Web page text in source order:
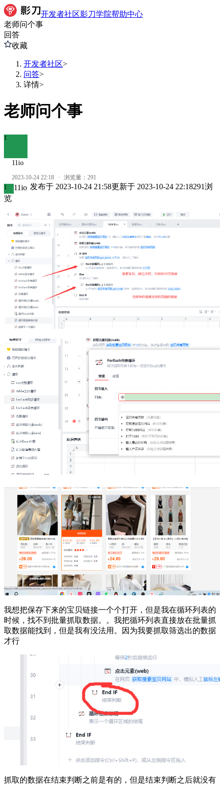
开发者社区影刀学院帮助中心
老师问个事
回答
收藏
开发者社区>
问答>
详情>
老师问个事
1
11io
2023-10-24 22:18 · 浏览量： 291
1
11io 发布于 2023-10-24 21:58更新于 2023-10-24 22:18291浏
览
我想把保存下来的宝贝链接一个个打开，但是我在循环列表的
时候，找不到批量抓取数据。。我把循环列表直接放在批量抓
取数据能找到，但是我有没法用。因为我要抓取筛选出的数据
才行
抓取的数据在结束判断之前是有的，但是结束判断之后就没有